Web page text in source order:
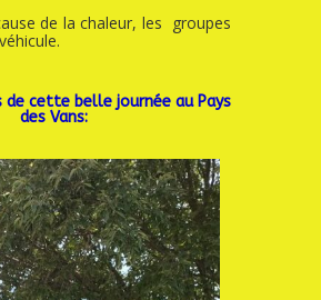
de la chaleur, les groupes
de cette belle journée au Pays
des Vans: